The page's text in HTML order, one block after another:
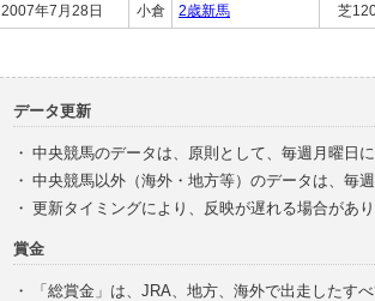
2007年7月28日 小倉 2歳新馬 芝
データ更新
・ 中央競馬のデータは、原則として、毎週月曜日
・ 中央競馬以外（海外・地方等）のデータは、毎
・ 更新タイミングにより、反映が遅れる場合があ
賞金
・
「総賞金」は、JRA、地方、海外で出走したす